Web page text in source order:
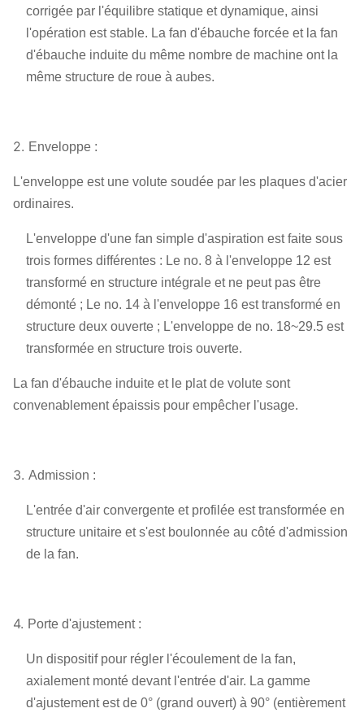
corrigée par l'équilibre statique et dynamique, ainsi
l'opération est stable. La fan d'ébauche forcée et la fan
d'ébauche induite du même nombre de machine ont la
même structure de roue à aubes.
2. Enveloppe :
L'enveloppe est une volute soudée par les plaques d'acier
ordinaires.
L'enveloppe d'une fan simple d'aspiration est faite sous
trois formes différentes : Le no. 8 à l'enveloppe 12 est
transformé en structure intégrale et ne peut pas être
démonté ; Le no. 14 à l'enveloppe 16 est transformé en
structure deux ouverte ; L'enveloppe de no. 18~29.5 est
transformée en structure trois ouverte.
La fan d'ébauche induite et le plat de volute sont
convenablement épaissis pour empêcher l'usage.
3. Admission :
L'entrée d'air convergente et profilée est transformée en
structure unitaire et s'est boulonnée au côté d'admission
de la fan.
4. Porte d'ajustement :
Un dispositif pour régler l'écoulement de la fan,
axialement monté devant l'entrée d'air. La gamme
d'ajustement est de 0° (grand ouvert) à 90° (entièrement